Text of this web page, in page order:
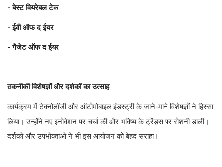
- बेस्ट वियरेबल टेक
- ईवी ऑफ द ईयर
- गैजेट ऑफ द ईयर
तकनीकी विशेषज्ञों और दर्शकों का उत्साह
कार्यक्रम में टेक्नोलॉजी और ऑटोमोबाइल इंडस्ट्री के जाने-माने विशेषज्ञों ने हिस्सा
लिया। उन्होंने नए इनोवेशन पर चर्चा की और भविष्य के ट्रेंड्स पर रोशनी डाली।
दर्शकों और उपभोक्ताओं ने भी इस आयोजन को बेहद सराहा।